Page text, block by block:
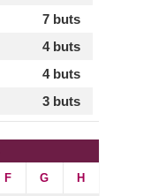
7 buts
4 buts
4 buts
3 buts
F G H